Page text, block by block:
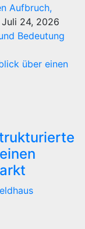
Aufbruch,
Juli 24, 2026
Bedeutung
über einen